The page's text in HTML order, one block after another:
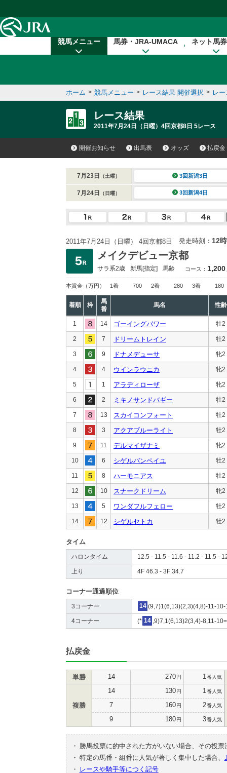
競馬メニュー 馬券・JRA-UMACA ネット馬
ホーム > 競馬メニュー > レース結果 開催選択 > レ
レース結果
2011年7月24日（日曜）4回京都8日 5レース
開催お知らせ 出馬表 オッズ 払戻金
7月23日 （土曜） 3回新潟3日
7月24日 （日曜） 3回新潟4日
2011年7月24日（日曜） 4回京都8日 発走時刻： 12
メイクデビュー京都
サラ系2歳 新馬[指定] 馬齢 コース： 1,200
本賞金 （万円） 1着 700 2着 280 3着 180
着順 枠
馬
番
馬名 性齢
1 14 ゴーイングパワー 牡2
2 7 ドリームトレイン 牡2
3 9 ドナメデューサ 牝2
4 4 ウインラウニカ 牝2
5 1 アラディローザ 牝2
6 2 ミキノサンドバギー 牡2
7 13 スカイコンフォート 牡2
8 3 アクアブルーライト 牡2
9 11 デルマイザナミ 牝2
10 6 シゲルバンペイユ 牡2
11 8 ハーモニアス 牡2
12 10 スナークドリーム 牝2
13 5 ワンダフルフェロー 牡2
14 12 シゲルセトカ 牡2
タイム
ハロンタイム 12.5 - 11.5 - 11.6 - 11.2 - 11.5 -
上り 4F 46.3 - 3F 34.7
コーナー通過順位
3コーナー 14 (9,7)1(6,13)(2,3)(4,8)-11-10-
4コーナー (* 14 ,9)7,1(6,13)2(3,4)-8,11-
払戻金
単勝 14 270円 1 番人気
複勝
14 130円 1 番人気
7 160円 2番人気
9 180円 3番人気
・
勝馬投票に的中された方がいない場合、その投
・ 特定の馬番・組番に人気が著しく集中した場合、
・
レースや騎手等につく記号